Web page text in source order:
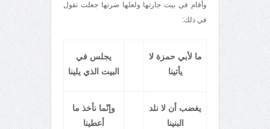
وأقام في بيت جارتها ولعلها ضرتها جعلت تقول
في ذلك:
ما لأبي حمزة لا
يأتينا
يجلس في
البيت الذي يلينا
يغضب أن لا نلد
البنينا
وإنّما نأخذ ما
أعطينا